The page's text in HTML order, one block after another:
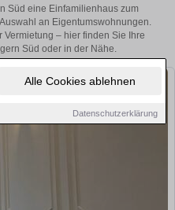
Alle Cookies ablehnen
Datenschutzerklärung
Süd eine Einfamilienhaus zum
an Eigentumswohnungen.
– hier finden Sie Ihre
Süd oder in der Nähe.